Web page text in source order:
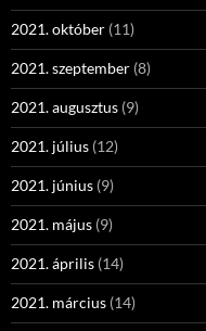
2021. október (11)
2021. szeptember (8)
2021. augusztus (9)
2021. július (12)
2021. június (9)
2021. május (9)
2021. április (14)
2021. március (14)